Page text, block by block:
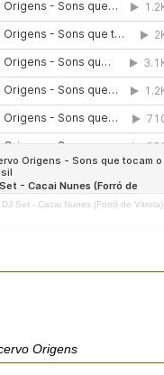
DJ Set - Cacai Nunes (Forró de Vitrola)
Origens